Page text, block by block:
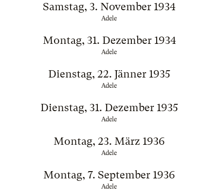
Samstag, 3. November 1934
Adele
Montag, 31. Dezember 1934
Adele
Dienstag, 22. Jänner 1935
Adele
Dienstag, 31. Dezember 1935
Adele
Montag, 23. März 1936
Adele
Montag, 7. September 1936
Adele